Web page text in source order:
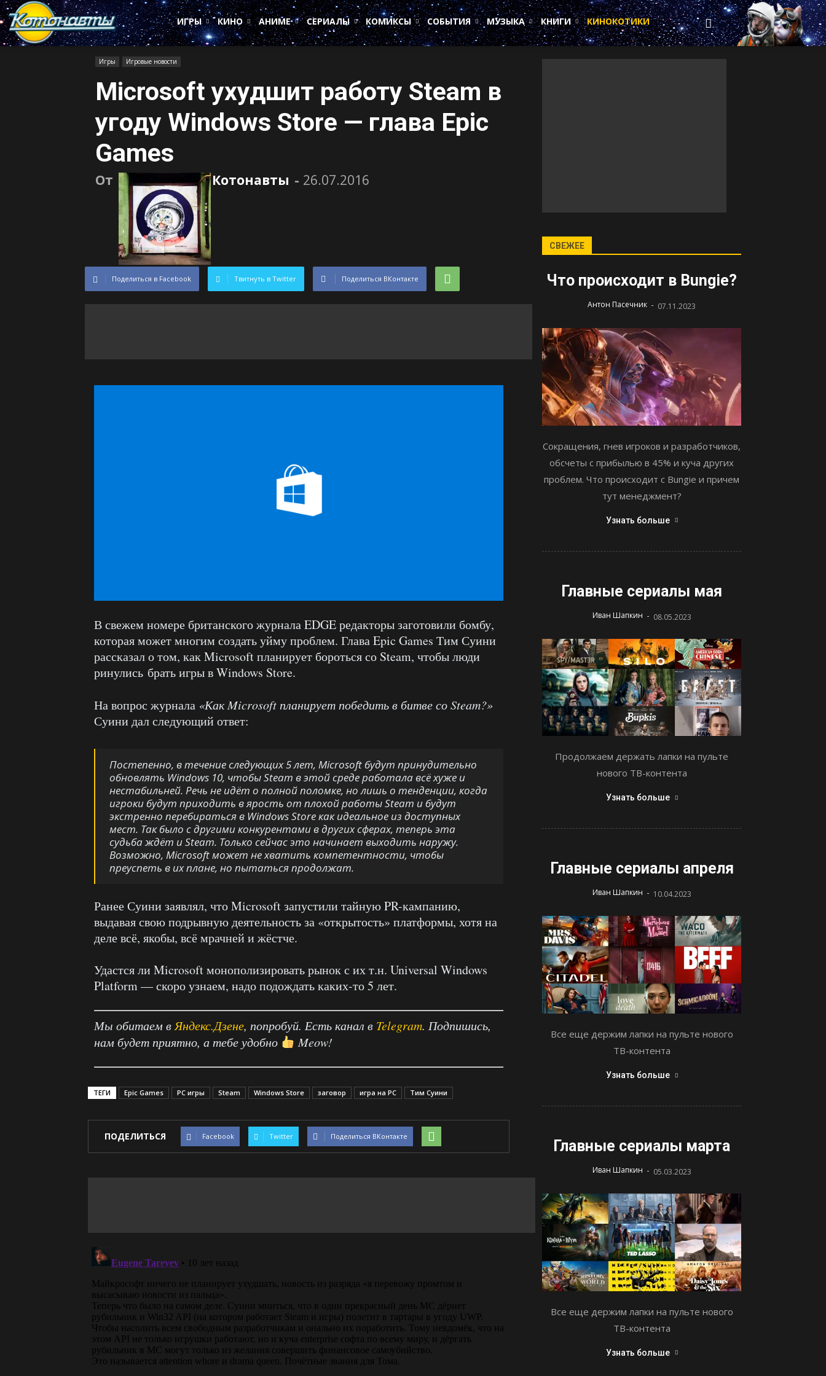
Котонавты
ИГРЫ
КИНО АНИМЕ СЕРИАЛЫ КОМИКСЫ СОБЫТИЯ МУЗЫКА КНИГИ КИНОКОТИКИ
Игры Игровые новости
Microsoft ухудшит работу Steam в
угоду Windows Store — глава Epic
Games
От Котонавты - 26.07.2016
Поделиться в Facebook Твитнуть в Twitter Поделиться ВКонтакте
В свежем номере британского журнала EDGE редакторы заготовили бомбу,
которая может многим создать уйму проблем. Глава Epic Games Тим Суини
рассказал о том, как Microsoft планирует бороться со Steam, чтобы люди
ринулись брать игры в Windows Store.
На вопрос журнала «Как Microsoft планирует победить в битве со Steam?»
Суини дал следующий ответ:
Постепенно, в течение следующих 5 лет, Microsoft будут принудительно
обновлять Windows 10, чтобы Steam в этой среде работала всё хуже и
нестабильней. Речь не идёт о полной поломке, но лишь о тенденции, когда
игроки будут приходить в ярость от плохой работы Steam и будут
экстренно перебираться в Windows Store как идеальное из доступных
мест. Так было с другими конкурентами в других сферах, теперь эта
судьба ждёт и Steam. Только сейчас это начинает выходить наружу.
Возможно, Microsoft может не хватить компетентности, чтобы
преуспеть в их плане, но пытаться продолжат.
Ранее Суини заявлял, что Microsoft запустили тайную PR-кампанию,
выдавая свою подрывную деятельность за «открытость» платформы, хотя на
деле всё, якобы, всё мрачней и жёстче.
Удастся ли Microsoft монополизировать рынок с их т.н. Universal Windows
Platform — скоро узнаем, надо подождать каких-то 5 лет.
Мы обитаем в Яндекс.Дзене, попробуй. Есть канал в Telegram. Подпишись,
нам будет приятно, а тебе удобно
Meow!
ТЕГИ Epic Games PC игры Steam Windows Store заговор игра на PC Тим Суини
ПОДЕЛИТЬСЯ Facebook Twitter Поделиться ВКонтакте
СВЕЖЕЕ
Что происходит в Bungie?
Антон Пасечник - 07.11.2023
Сокращения, гнев игроков и разработчиков,
обсчеты с прибылью в 45% и куча других
проблем. Что происходит с Bungie и причем
тут менеджмент?
Узнать больше
Главные сериалы мая
Иван Шапкин - 08.05.2023
Продолжаем держать лапки на пульте
нового ТВ-контента
Узнать больше
Главные сериалы апреля
Иван Шапкин - 10.04.2023
Все еще держим лапки на пульте нового
ТВ-контента
Узнать больше
Главные сериалы марта
Иван Шапкин - 05.03.2023
Все еще держим лапки на пульте нового
ТВ-контента
Узнать больше